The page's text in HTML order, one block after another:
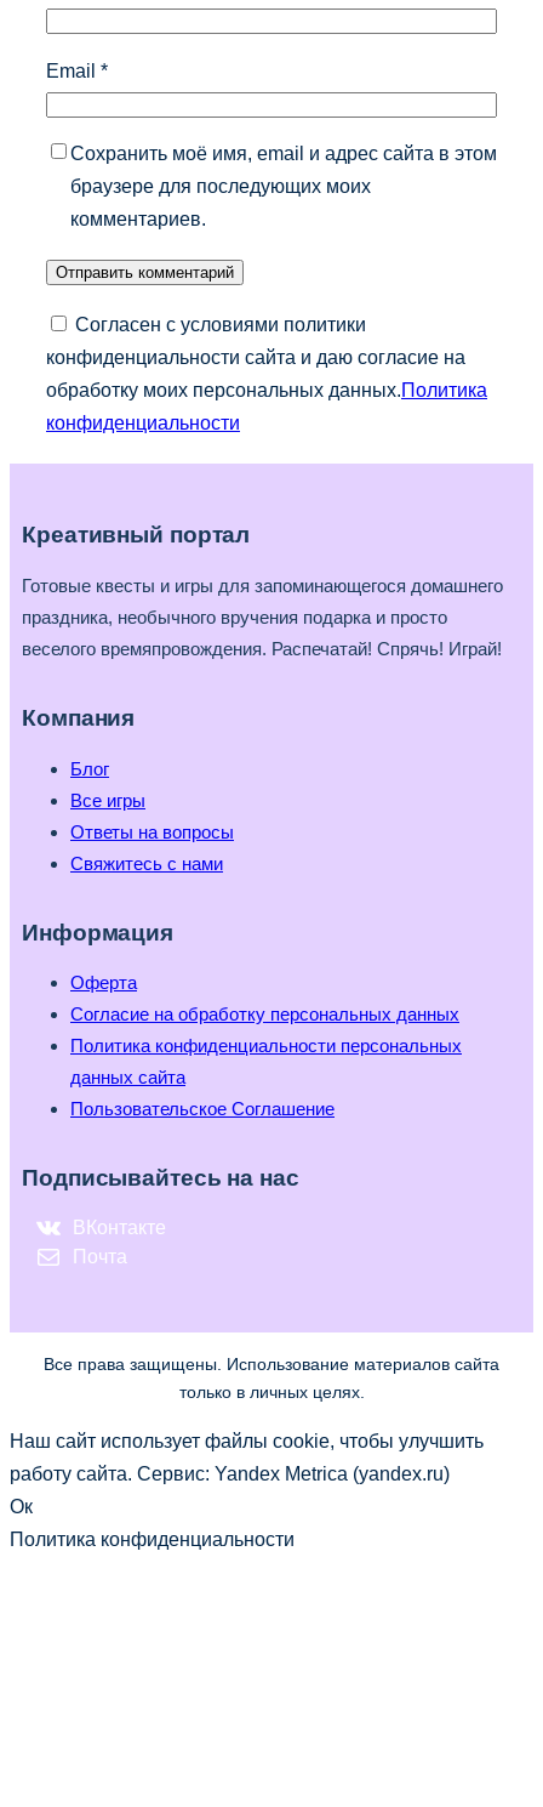
Email *
Сохранить моё имя, email и адрес сайта в этом
браузере для последующих моих
комментариев.
Согласен с условиями политики
конфиденциальности сайта и даю согласие на
обработку моих персональных данных. Политика
конфиденциальности
Креативный портал
Готовые квесты и игры для запоминающегося домашнего
праздника, необычного вручения подарка и просто
веселого времяпровождения. Распечатай! Спрячь! Играй!
Компания
Блог
Все игры
Ответы на вопросы
Свяжитесь с нами
Информация
Оферта
Согласие на обработку персональных данных
Политика конфиденциальности персональных
данных сайта
Пользовательское Соглашение
Подписывайтесь на нас
ВКонтакте
Почта
Все права защищены. Использование материалов сайта
только в личных целях.
Наш сайт использует файлы cookie, чтобы улучшить
работу сайта. Сервис: Yandex Metrica (yandex.ru)
Ок
Политика конфиденциальности